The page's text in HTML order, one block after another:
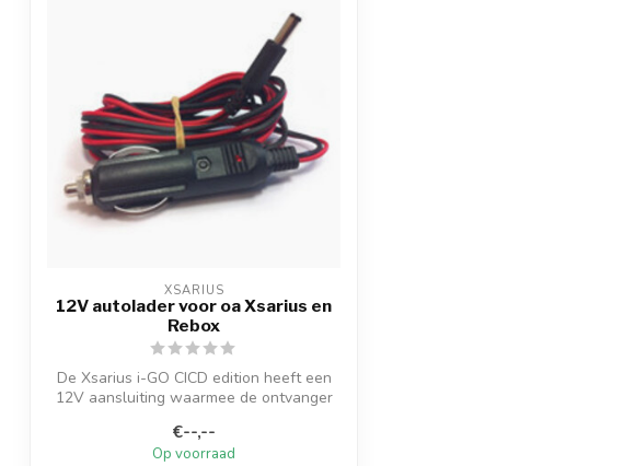
XSARIUS
12V autolader voor oa Xsarius en
Rebox
De Xsarius i-GO CICD edition heeft een
12V aansluiting waarmee de ontvanger
€--,--
Op voorraad